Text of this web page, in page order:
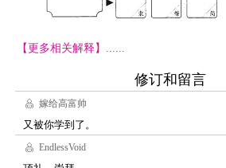
【更多相关解释】......